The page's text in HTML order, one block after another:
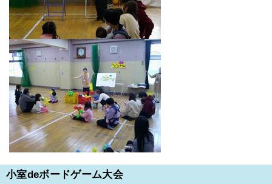
小室deボードゲーム大会